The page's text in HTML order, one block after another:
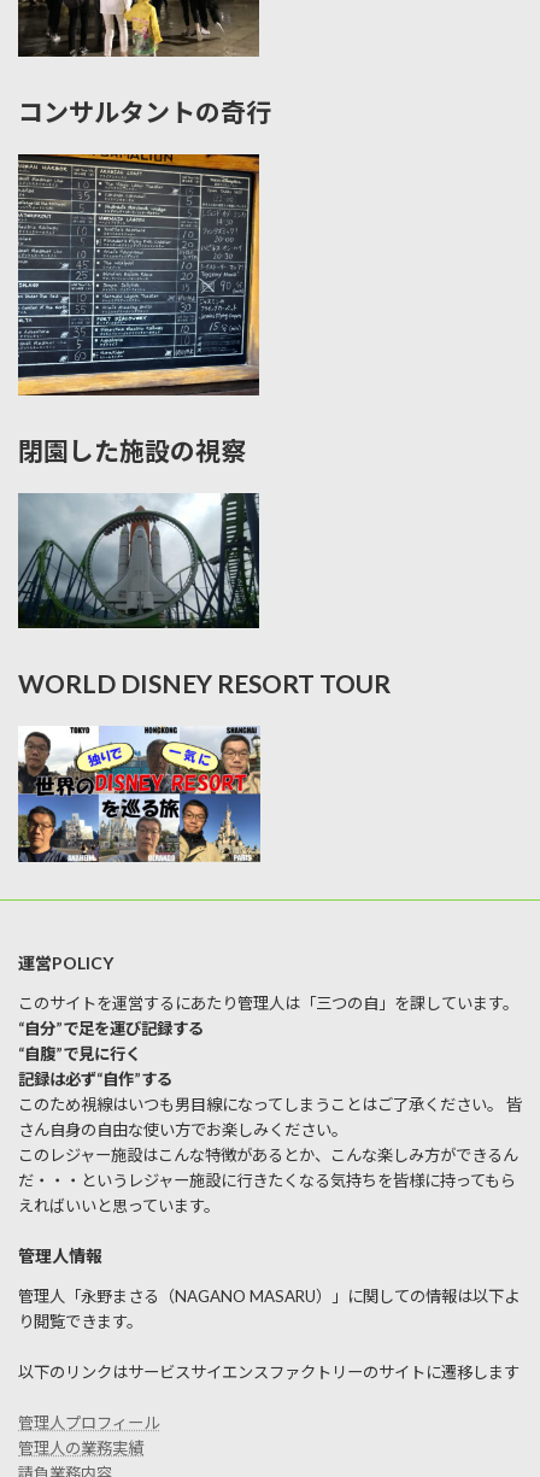
コンサルタントの奇行
閉園した施設の視察
WORLD DISNEY RESORT TOUR
運営POLICY
このサイトを運営するにあたり管理人は「三つの自」を課しています。
“自分”で足を運び記録する
“自腹”で見に行く
記録は必ず“自作”する
このため視線はいつも男目線になってしまうことはご了承ください。 皆
さん自身の自由な使い方でお楽しみください。
このレジャー施設はこんな特徴があるとか、こんな楽しみ方ができるん
だ・・・というレジャー施設に行きたくなる気持ちを皆様に持ってもら
えればいいと思っています。
管理人情報
管理人「永野まさる（NAGANO MASARU）」に関しての情報は以下よ
り閲覧できます。
以下のリンクはサービスサイエンスファクトリーのサイトに遷移します
管理人プロフィール
管理人の業務実績